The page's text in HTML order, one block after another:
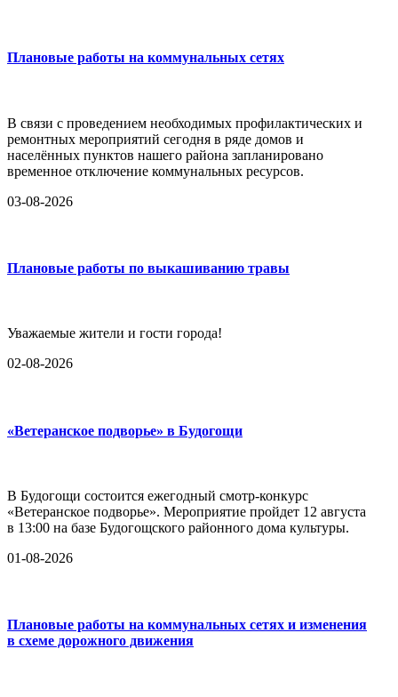
Плановые работы на коммунальных сетях
В связи с проведением необходимых профилактических и
ремонтных мероприятий сегодня в ряде домов и
населённых пунктов нашего района запланировано
временное отключение коммунальных ресурсов.
03-08-2026
Плановые работы по выкашиванию травы
Уважаемые жители и гости города!
02-08-2026
«Ветеранское подворье» в Будогощи
В Будогощи состоится ежегодный смотр-конкурс
«Ветеранское подворье». Мероприятие пройдет 12 августа
в 13:00 на базе Будогощского районного дома культуры.
01-08-2026
Плановые работы на коммунальных сетях и изменения
в схеме дорожного движения